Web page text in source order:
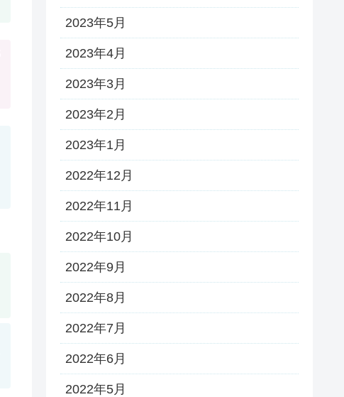
2023年5月
2023年4月
2023年3月
2023年2月
2023年1月
2022年12月
2022年11月
2022年10月
2022年9月
2022年8月
2022年7月
2022年6月
2022年5月